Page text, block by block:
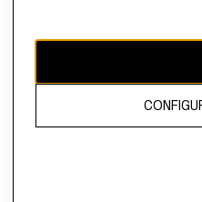
propiedad de H&M Hennes &